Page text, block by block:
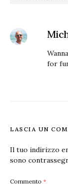
for
LASCIA UN
Il tuo indirizzo
sono
Commento *